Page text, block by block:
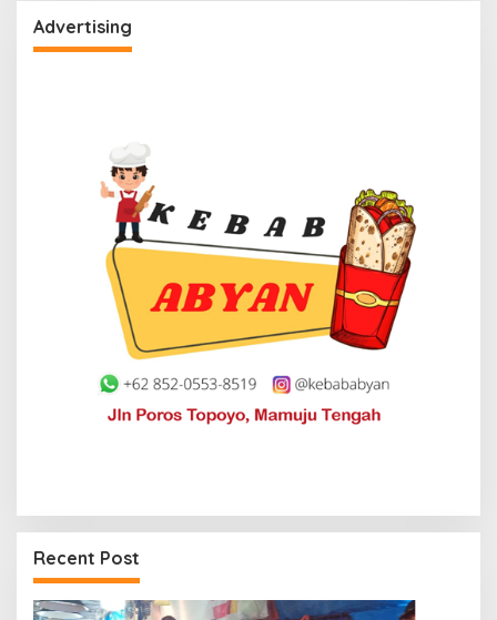
Advertising
Recent Post